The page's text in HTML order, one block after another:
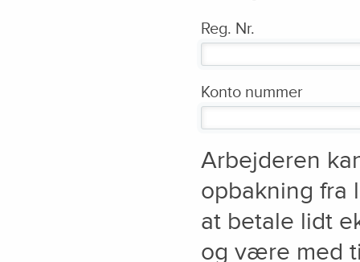
Reg. Nr.
Konto nummer
Arbejderen
opbakning fra
at betale lidt
og være med